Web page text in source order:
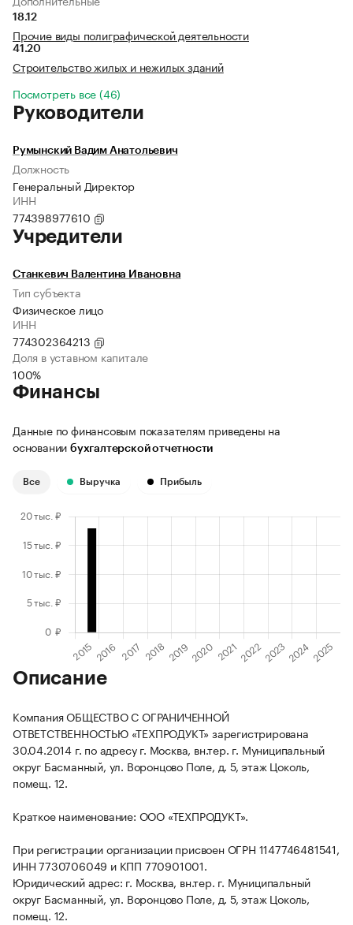
18.12
Прочие виды полиграфической деятельности
41.20
Строительство жилых и нежилых зданий
Посмотреть все (46)
Руководители
Румынский Вадим Анатольевич
Должность
Генеральный Директор
ИНН
774398977610
Учредители
Станкевич Валентина Ивановна
Тип субъекта
Физическое лицо
ИНН
774302364213
Доля в уставном капитале
100%
Финансы
Данные по финансовым показателям приведены на
основании бухгалтерской отчетности
Все Выручка Прибыль
Описание
Компания ОБЩЕСТВО С ОГРАНИЧЕННОЙ
ОТВЕТСТВЕННОСТЬЮ «ТЕХПРОДУКТ» зарегистрирована
30.04.2014 г. по адресу г. Москва, вн.тер. г. Муниципальный
округ Басманный, ул. Воронцово Поле, д. 5, этаж Цоколь,
помещ. 12.
Краткое наименование: ООО «ТЕХПРОДУКТ».
При регистрации организации присвоен ОГРН 1147746481541,
ИНН 7730706049 и КПП 770901001.
Юридический адрес: г. Москва, вн.тер. г. Муниципальный
округ Басманный, ул. Воронцово Поле, д. 5, этаж Цоколь,
помещ. 12.